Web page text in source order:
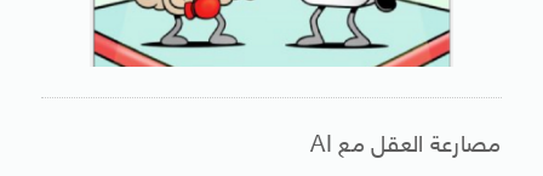
مصارعة العقل مع AI